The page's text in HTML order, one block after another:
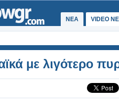
ΝΕΑ VIDEO
με λιγότερο